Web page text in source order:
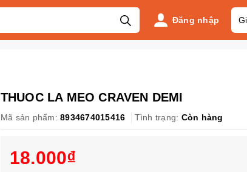
Đăng nhập
THUOC LA MEO CRAVEN DEMI
Mã sản phẩm: 8934674015416 Tình trạng: Còn hàng
18.000₫